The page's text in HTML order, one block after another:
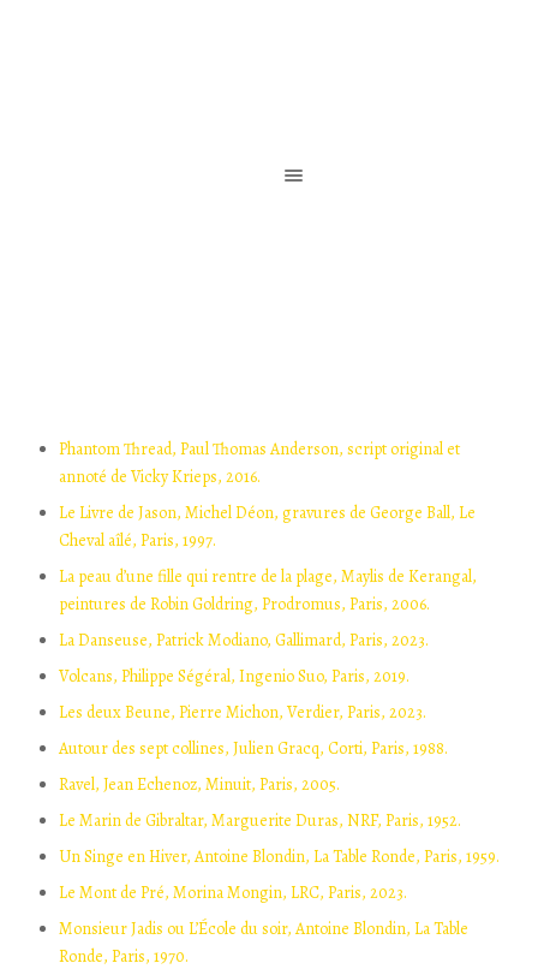
Phantom Thread, Paul Thomas Anderson, script original et
annoté de Vicky Krieps, 2016.
Le Livre de Jason, Michel Déon, gravures de George Ball, Le
Cheval aîlé, Paris, 1997.
La peau d’une fille qui rentre de la plage, Maylis de Kerangal,
peintures de Robin Goldring, Prodromus, Paris, 2006.
La Danseuse, Patrick Modiano, Gallimard, Paris, 2023.
Volcans, Philippe Ségéral, Ingenio Suo, Paris, 2019.
Les deux Beune, Pierre Michon, Verdier, Paris, 2023.
Autour des sept collines, Julien Gracq, Corti, Paris, 1988.
Ravel, Jean Echenoz, Minuit, Paris, 2005.
Le Marin de Gibraltar, Marguerite Duras, NRF, Paris, 1952.
Un Singe en Hiver, Antoine Blondin, La Table Ronde, Paris, 1959.
Le Mont de Pré, Morina Mongin, LRC, Paris, 2023.
Monsieur Jadis ou L’École du soir, Antoine Blondin, La Table
Ronde, Paris, 1970.